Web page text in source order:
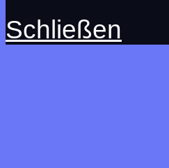
Schließen